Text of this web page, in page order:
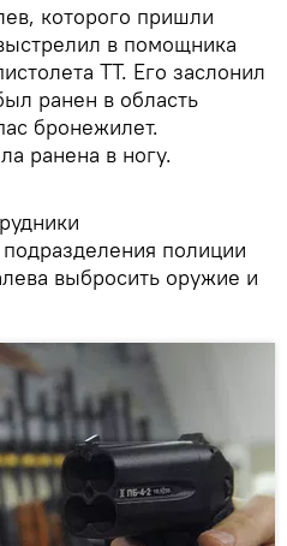
которого пришли
в помощника
ТТ. Его заслонил
ранен в область
бронежилет.
ранена в ногу.
полиции
выбросить оружие и